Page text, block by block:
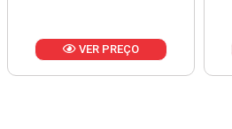
VER PREÇO